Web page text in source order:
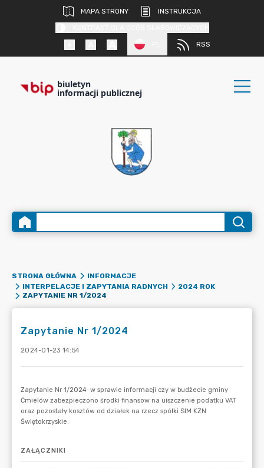
MAPA STRONY
INSTRUKCJA
RSS
biuletyn
informacji publicznej
STRONA GŁÓWNA
INFORMACJE
INTERPELACJE I ZAPYTANIA RADNYCH
2024 ROK
ZAPYTANIE NR 1/2024
Zapytanie Nr 1/2024
2024-01-23 14:54
ZAŁĄCZNIKI